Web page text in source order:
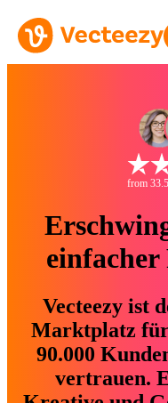
from
einfacher
Vecteezy ist
Marktplatz für
90.000
vertrauen.